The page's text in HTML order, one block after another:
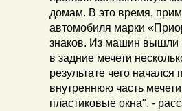
домам. В это время,
автомобиля марки
знаков. Из машин вышли
в задние мечети
результате чего
внутреннюю часть
пластиковые окна", -